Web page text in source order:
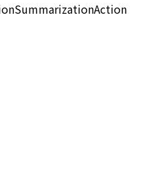
SummarizationAction